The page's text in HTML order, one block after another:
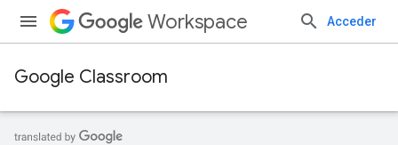
Workspace Acceder
Google Classroom